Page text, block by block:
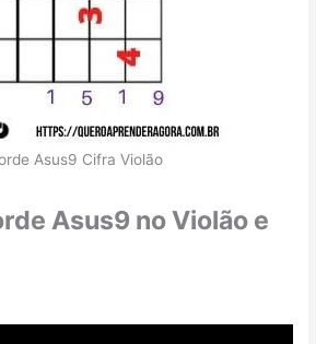
Asus9 Cifra Violão
Asus9 no Violão e